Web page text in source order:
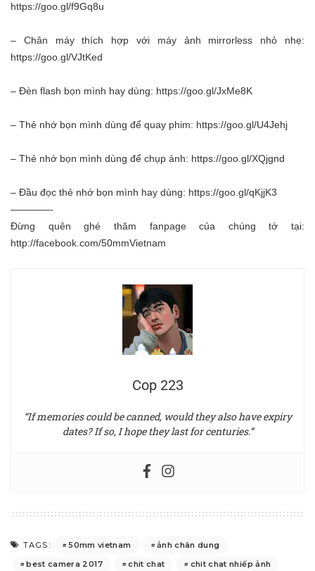
https://goo.gl/f9Gq8u
– Chân máy thích hợp với máy ảnh mirrorless nhỏ nhẹ:
https://goo.gl/VJtKed
– Đèn flash bọn mình hay dùng: https://goo.gl/JxMe8K
– Thẻ nhớ bọn mình dùng để quay phim: https://goo.gl/U4Jehj
– Thẻ nhớ bọn mình dùng để chụp ảnh: https://goo.gl/XQjgnd
– Đầu đọc thẻ nhớ bọn mình hay dùng: https://goo.gl/qKjjK3
————-
Đừng quên ghé thăm fanpage của chúng tớ tại:
http://facebook.com/50mmVietnam
Cop 223
“If memories could be canned, would they also have expiry
dates? If so, I hope they last for centuries.”
TAGS: 50mm vietnam
ảnh chân dung
best camera 2017
chit chat
chit chat nhiếp ảnh